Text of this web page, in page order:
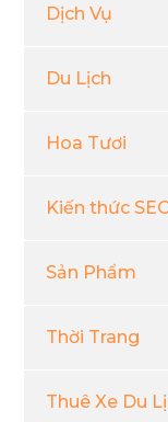
Dịch Vụ
Du Lịch
Hoa Tươi
Kiến thức
Sản Phẩm
Thời Trang
Thuê Xe Du